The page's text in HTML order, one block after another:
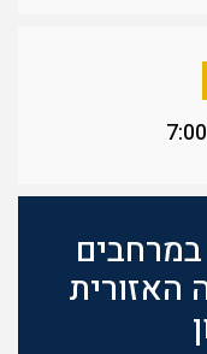
האזורית